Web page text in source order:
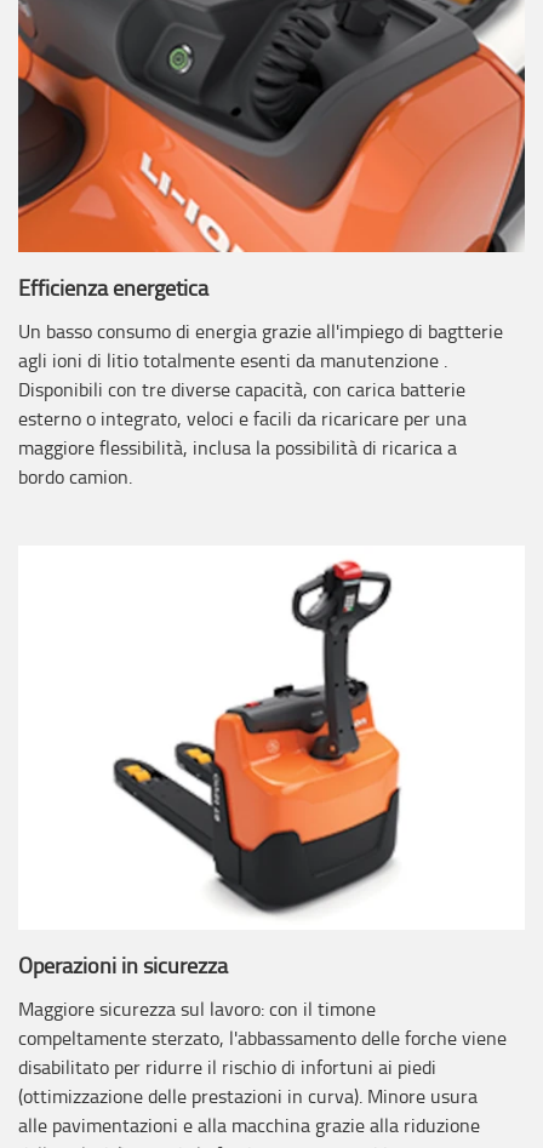
Efficienza energetica
Un basso consumo di energia grazie all'impiego di bagtterie
agli ioni di litio totalmente esenti da manutenzione .
Disponibili con tre diverse capacità, con carica batterie
esterno o integrato, veloci e facili da ricaricare per una
maggiore flessibilità, inclusa la possibilità di ricarica a
bordo camion.
Operazioni in sicurezza
Maggiore sicurezza sul lavoro: con il timone
compeltamente sterzato, l'abbassamento delle forche viene
disabilitato per ridurre il rischio di infortuni ai piedi
(ottimizzazione delle prestazioni in curva). Minore usura
alle pavimentazioni e alla macchina grazie alla riduzione